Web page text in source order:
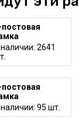
постовая
2641
95 шт.